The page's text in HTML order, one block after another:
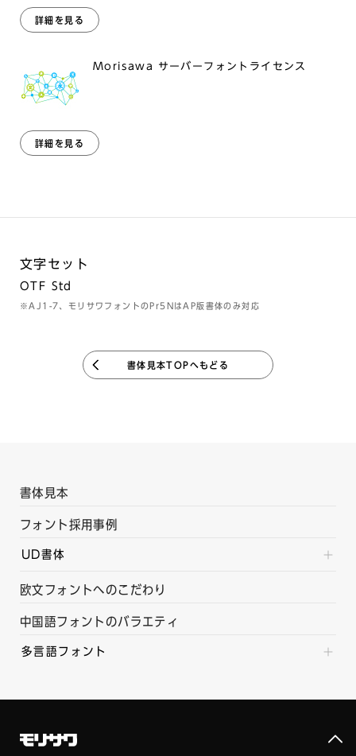
詳細を見る
Morisawa サーバーフォントライセンス
詳細を見る
文字セット
OTF Std
※AJ1-7、モリサワフォントのPr5NはAP版書体のみ対応
書体見本TOPへもどる
書体見本
フォント採用事例
UD書体
欧文フォントへのこだわり
中国語フォントのバラエティ
多言語フォント